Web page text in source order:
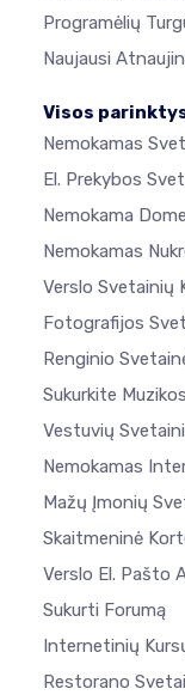
Programėlių
Naujausi
Visos
Nemokamas
El. Prekybos
Nemokama
Nemokamas
Verslo Svetainių
Fotografijos
Renginio
Sukurkite
Vestuvių
Nemokamas
Mažų Įmonių
Skaitmeninė
Verslo El. Pašto
Sukurti Forumą
Internetinių
Restorano